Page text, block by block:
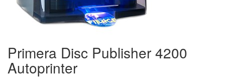
Primera Disc Publisher 4200
Autoprinter